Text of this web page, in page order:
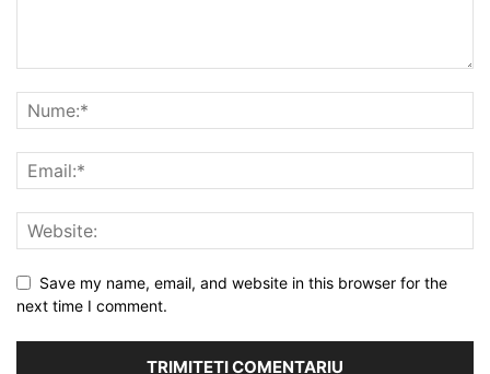
Save my name, email, and website in this browser for the
next time I comment.